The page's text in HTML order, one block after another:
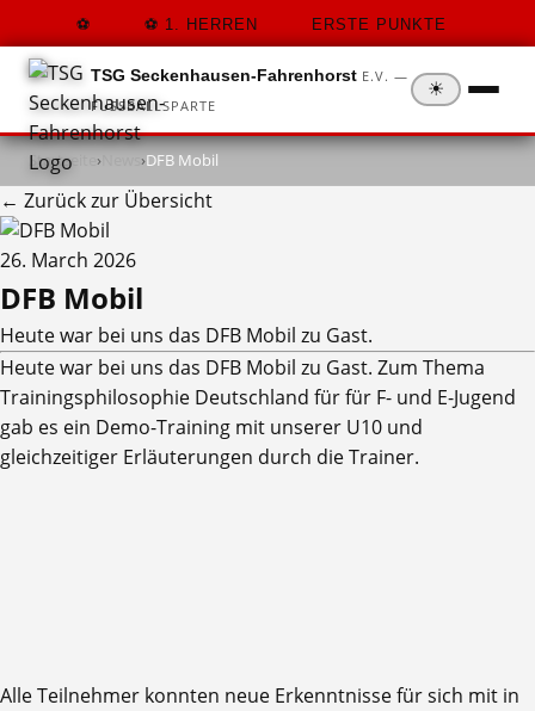
1. HERREN ERSTE PUNKTE
TSG Seckenhausen-Fahrenhorst E.V. —
FUSSBALLSPARTE
☀
Startseite › ›DFB Mobil
← Zurück zur Übersicht
26. March 2026
DFB Mobil
Heute war bei uns das DFB Mobil zu Gast.
Heute war bei uns das DFB Mobil zu Gast. Zum Thema
Trainingsphilosophie Deutschland für für F- und E-Jugend
gab es ein Demo-Training mit unserer U10 und
gleichzeitiger Erläuterungen durch die Trainer.
Alle Teilnehmer konnten neue Erkenntnisse für sich mit in